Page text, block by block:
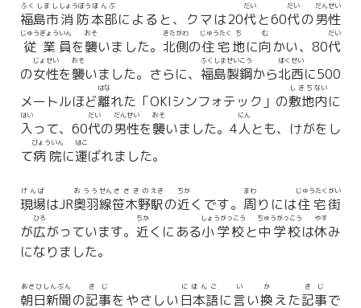
福島市
ふくしまし
消防
しょうぼう
本部
ほんぶ
によると、クマは20代
だい
と60代
だい
の男性
だんせい
従業
じゅうぎょう
員
いん
を襲
おそ
いました。 北側
きたがわ
の住宅
じゅうたく
地
ち
に向
む
かい、80代
だい
の女性
じょせい
を襲
おそ
いました。さらに、 福島
ふくしま
製
せい
鋼
こう
から北西
ほくせい
に500
メートルほど離
はな
れた「OKIシンフォテック」の敷地
しきち
内
ない
に
入
はい
って、60代
だい
の男性
だんせい
を襲
おそ
いました。4人
にん
とも、けがをし
て病院
びょういん
に運
はこ
ばれました。
現場
げんば
はJR奥羽
おうう
線
せん
笹木野
ささきの
駅
えき
の近
ちか
くです。 周
まわ
りには住宅
じゅうたく
街
がい
が広
ひろ
がっています。 近
ちか
くにある小学校
しょうがっこう
と中学校
ちゅうがっこう
は休
やす
み
になりました。
朝日新聞
あさひしんぶん
の記事
きじ
をやさしい日本語
にほんご
に言
い
い換
か
えた記事
きじ
で